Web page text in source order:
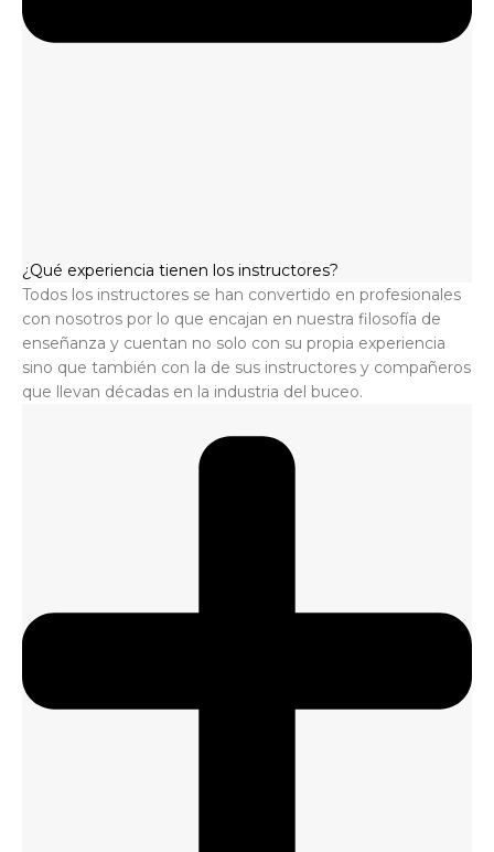
¿Qué experiencia tienen los instructores?
Todos los instructores se han convertido en profesionales
con nosotros por lo que encajan en nuestra filosofía de
enseñanza y cuentan no solo con su propia experiencia
sino que también con la de sus instructores y compañeros
que llevan décadas en la industria del buceo.